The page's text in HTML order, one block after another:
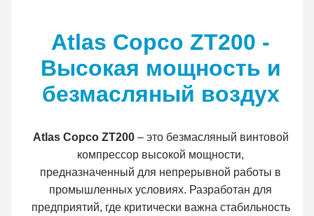
Atlas Copco ZT200 -
Высокая мощность и
безмасляный воздух
Atlas Copco ZT200– это безмасляный винтовой
компрессор высокой мощности,
предназначенный для непрерывной работы в
промышленных условиях. Разработан для
предприятий, где критически важна стабильность